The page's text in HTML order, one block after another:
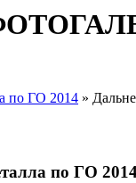
по ГО 2014 »
по ГО